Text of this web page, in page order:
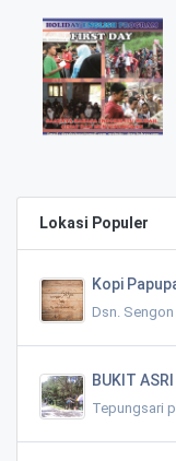
Lokasi Populer
Kopi
Dsn.
BUKIT
Tepungsari